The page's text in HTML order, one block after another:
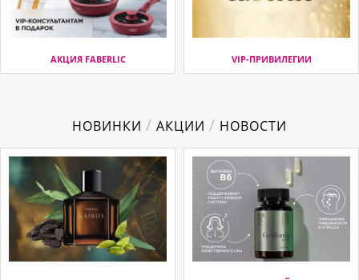
АКЦИЯ FABERLIC VIP-ПРИВИЛЕГИИ
НОВИНКИ / АКЦИИ / НОВОСТИ